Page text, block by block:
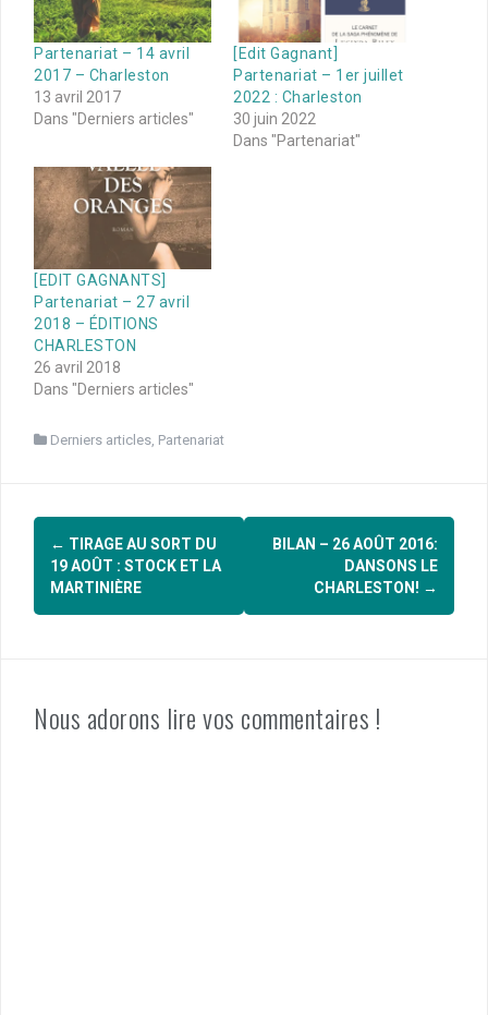
Partenariat – 14 avril
2017 – Charleston
13 avril 2017
Dans "Derniers articles"
[Edit Gagnant]
Partenariat – 1er juillet
2022 : Charleston
30 juin 2022
Dans "Partenariat"
[EDIT GAGNANTS]
Partenariat – 27 avril
2018 – ÉDITIONS
CHARLESTON
26 avril 2018
Dans "Derniers articles"
Derniers articles Partenariat
Navigation
d'article
← TIRAGE AU SORT DU
19 AOÛT : STOCK ET LA
MARTINIÈRE
BILAN – 26 AOÛT 2016:
DANSONS LE
CHARLESTON! →
Nous adorons lire vos commentaires !